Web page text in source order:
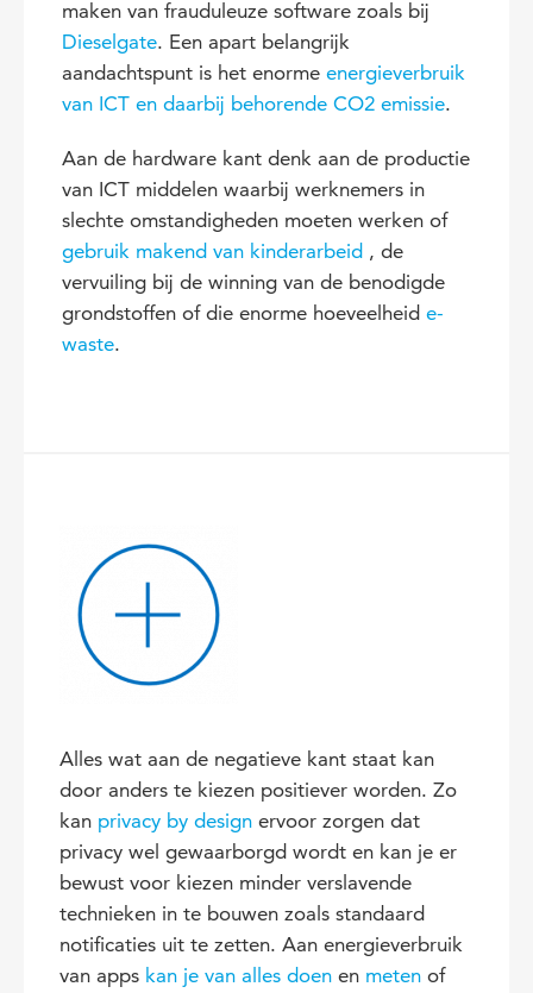
maken van frauduleuze software zoals bij
Dieselgate. Een apart belangrijk
aandachtspunt is het enorme energieverbruik
van ICT en daarbij behorende CO2 emissie.
Aan de hardware kant denk aan de productie
van ICT middelen waarbij werknemers in
slechte omstandigheden moeten werken of
gebruik makend van kinderarbeid , de
vervuiling bij de winning van de benodigde
grondstoffen of die enorme hoeveelheid e-
waste.
Alles wat aan de negatieve kant staat kan
door anders te kiezen positiever worden. Zo
kan privacy by design ervoor zorgen dat
privacy wel gewaarborgd wordt en kan je er
bewust voor kiezen minder verslavende
technieken in te bouwen zoals standaard
notificaties uit te zetten. Aan energieverbruik
van apps kan je van alles doen en meten of